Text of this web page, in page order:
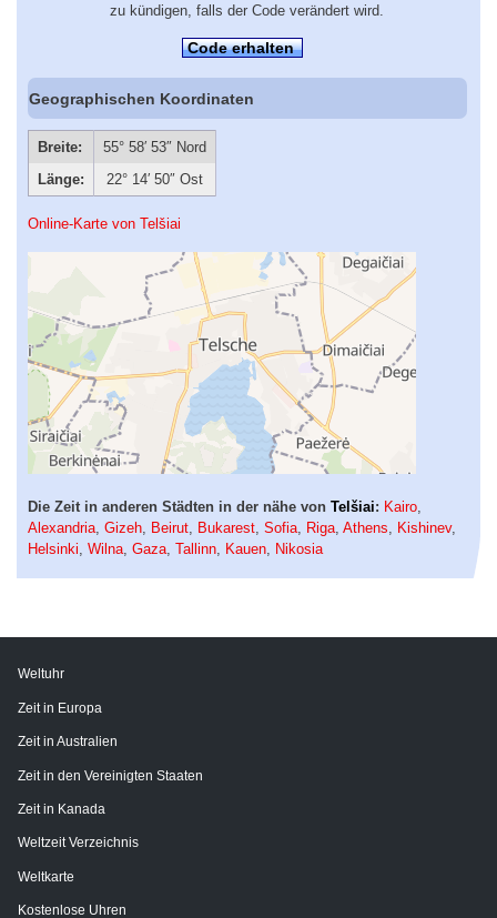
zu kündigen, falls der Code verändert wird.
Code erhalten
Geographischen Koordinaten
Breite:
55° 58′ 53″ Nord
Länge:
22° 14′ 50″ Ost
Online-Karte von Telšiai
Die Zeit in anderen Städten in der nähe von Telšiai: Kairo
Alexandria Gizeh Beirut Bukarest Sofia Riga Athens Kishinev,
Helsinki Wilna Gaza Tallinn Kauen Nikosia
Weltuhr
Zeit in Europa
Zeit in Australien
Zeit in den Vereinigten Staaten
Zeit in Kanada
Weltzeit Verzeichnis
Weltkarte
Kostenlose Uhren